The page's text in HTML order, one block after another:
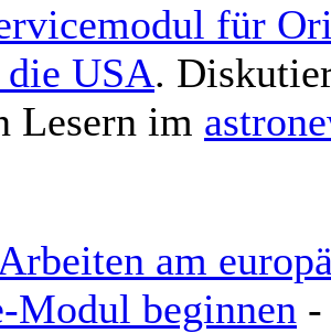
für
USA.
Lesern im
am
Modul beginnen -